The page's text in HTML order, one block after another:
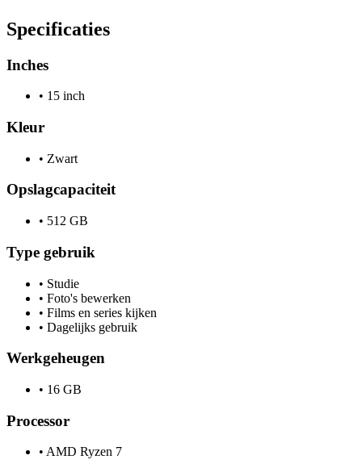
Specificaties
Inches
• 15 inch
Kleur
• Zwart
Opslagcapaciteit
• 512 GB
Type gebruik
• Studie
• Foto's bewerken
• Films en series kijken
• Dagelijks gebruik
Werkgeheugen
• 16 GB
Processor
• AMD Ryzen 7